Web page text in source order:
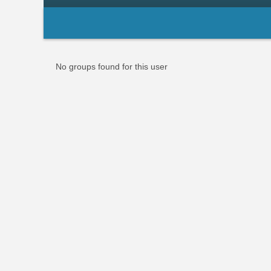
Informative
No groups found for this user